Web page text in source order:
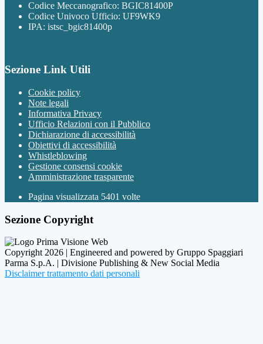
Codice Meccanografico: BGIC81400P
Codice Univoco Ufficio: UF9WK9
IPA: istsc_bgic81400p
Sezione Link Utili
Cookie policy
Note legali
Informativa Privacy
Ufficio Relazioni con il Pubblico
Dichiarazione di accessibilità
Obiettivi di accessibilità
Whistleblowing
Gestione consensi cookie
Amministrazione trasparente
Pagina visualizzata 5401 volte
Sezione Copyright
Copyright 2026 | Engineered and powered by Gruppo Spaggiari
Parma S.p.A. | Divisione Publishing & New Social Media
Disclaimer trattamento dati personali